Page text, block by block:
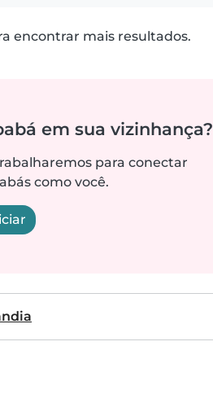
encontrar mais resultados.
em sua vizinhança?
para conectar
como você.